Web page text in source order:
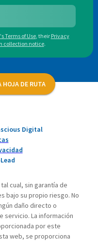
Terms of Use, their Privacy
collection notice.
HOJA DE RUTA
Digital
cual, sin garantía de
bajo su propio riesgo. No
daño directo o
servicio. La información
por este
web, se proporciona